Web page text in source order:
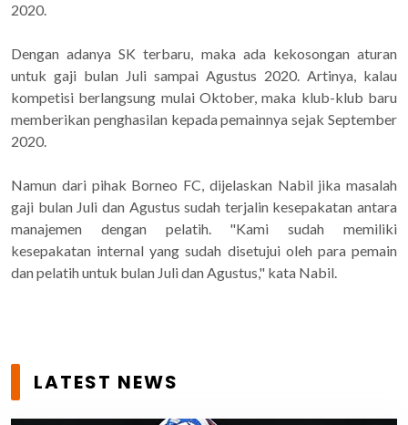
2020.
Dengan adanya SK terbaru, maka ada kekosongan aturan
untuk gaji bulan Juli sampai Agustus 2020. Artinya, kalau
kompetisi berlangsung mulai Oktober, maka klub-klub baru
memberikan penghasilan kepada pemainnya sejak September
2020.
Namun dari pihak Borneo FC, dijelaskan Nabil jika masalah
gaji bulan Juli dan Agustus sudah terjalin kesepakatan antara
manajemen dengan pelatih. "Kami sudah memiliki
kesepakatan internal yang sudah disetujui oleh para pemain
dan pelatih untuk bulan Juli dan Agustus," kata Nabil.
LATEST NEWS